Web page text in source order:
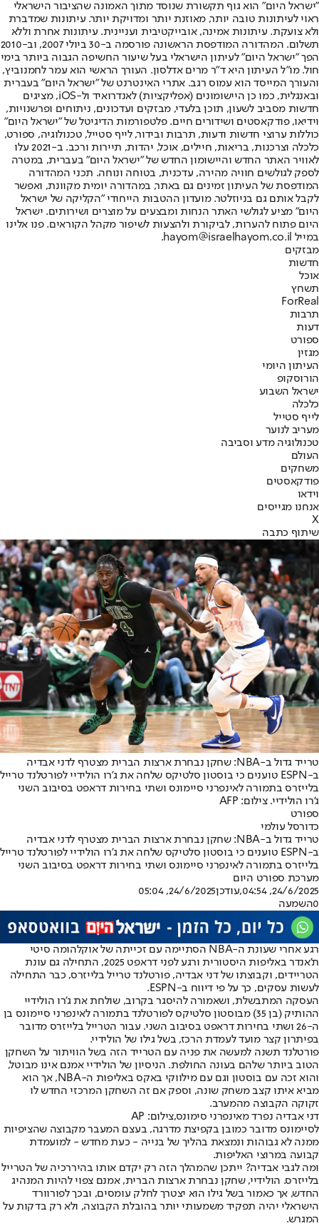
"ישראל היום" הוא גוף תקשורת שנוסד מתוך האמונה שהציבור הישראלי
ראוי לעיתונות טובה יותר, מאוזנת יותר ומדויקת יותר. עיתונות שמדברת
ולא צועקת. עיתונות אמינה, אובייקטיבית ועניינית. עיתונות אחרת וללא
תשלום. המהדורה המודפסת הראשונה פורסמה ב-30 ביולי 2007, וב-2010
הפך "ישראל היום" לעיתון הישראלי בעל שיעור החשיפה הגבוה ביותר בימי
חול. מו"ל העיתון היא ד"ר מרים אדלסון. העורך הראשי הוא עמר לחמנוביץ,
והעורך המייסד הוא עמוס רגב. אתרי האינטרנט של "ישראל היום" בעברית
ובאנגלית, כמו כן היישומונים (אפליקציות) לאנדרואיד ול-iOS, מציגים
חדשות מסביב לשעון, תוכן בלעדי, מבזקים ועדכונים, ניתוחים ופרשנויות,
וידיאו, פודקאסטים ושידורים חיים. פלטפורמות הדיגיטל של "ישראל היום"
כוללות ערוצי חדשות ודעות, תרבות ובידור, לייף סטייל, טכנולוגיה, ספורט,
כלכלה וצרכנות, בריאות, חיילים, אוכל, יהדות, תיירות ורכב. ב-2021 עלו
לאוויר האתר החדש והיישומון החדש של "ישראל היום" בעברית, במטרה
לספק לגולשים חוויה מהירה, עדכנית, בטוחה ונוחה. תכני המהדורה
המודפסת של העיתון זמינים גם באתר, במהדורה יומית מקוונת, ואפשר
לקבל אותם גם בניוזלטר. מועדון ההטבות הייחודי "הקליקה של ישראל
היום" מציע לגולשי האתר הנחות ומבצעים על מוצרים ושירותים. ישראל
היום פתוח להערות, לביקורת ולהצעות לשיפור מקהל הקוראים. פנו אלינו
במייל hayom@israelhayom.co.il.
מבזקים
חדשות
אוכל
תשחץ
ForReal
תרבות
דעות
ספורט
מגזין
העיתון היומי
הורוסקופ
ישראל השבוע
כלכלה
לייף סטייל
מעריב לנוער
טכנולוגיה מדע וסביבה
העולם
משחקים
פודקאסטים
וידאו
אנחנו מגייסים
X
שיתוף כתבה
טרייד גדול ב-NBA: שחקן נבחרת ארצות הברית מצטרף לדני אבדיה
ב-ESPN טוענים כי בוסטון סלטיקס שלחה את ג'רו הולידיי לפורטלנד טרייל
בלייזרס בתמורה לאינפרני סיימונס ושתי בחירות דראפט בסיבוב השני
ג'רו הולידיי. צילום: AFP
ספורט
כדורסל עולמי
טרייד גדול ב-NBA: שחקן נבחרת ארצות הברית מצטרף לדני אבדיה
ב-ESPN טוענים כי בוסטון סלטיקס שלחה את ג'רו הולידיי לפורטלנד טרייל
בלייזרס בתמורה לאינפרני סיימונס ושתי בחירות דראפט בסיבוב השני
מערכת ספורט היום
24/6/2025, 04:54
,עודכן24/6/2025, 05:04
0השמעה
רגע אחרי שעונת ה-NBA הסתיימה עם זכייתה של אוקלהומה סיטי
ת'אנדר באליפות היסטורית ורגע לפני דראפט 2025, התחילה גם עונת
הטריידים, וקבוצתו של דני אבדיה, פורטלנד טרייל בלייזרס, כבר התחילה
לעשות עסקים, כך על פי דיווח ב-ESPN.
העסקה המתבשלת, ושאמורה להיסגר בקרוב, שולחת את ג'רו הולידיי
ההותיק (בן 35) מבוסטון סלטיקס לפורטלנד בתמורה לאינפרני סיימונס בן
ה-26 ושתי בחירות דראפט בסיבוב השני. עבור הטרייל בלייזרס מדובר
בפיתרון קצר מועד לעמדת הרכז, בשל גילו של הולידיי.
פורטלנד תשנה למעשה את פניה עם הטרייד הזה בשל הוויתור על השחקן
הטוב ביותר שלהם בעונה החולפת. הניסיון של הולידיי אמנם אינו מבוטל,
והוא זכה עם בוסטון וגם עם מילווקי באקס באליפות ה-NBA, אך הוא
מביא איתו קצב משחק שונה, וספק אם זה השחקן המרכזי החדש לו
זקוקה הקבוצה מהמערב.
דני אבדיה נפרד מאינפרני סימונס,צילום: AP
לסיימונס מדובר כמובן בקפיצת מדרגה, בעצם המעבר מקבוצה שהציפיות
ממנה לא גבוהות ונמצאת בהליך של בנייה - כעת מחדש - למועמדת
קבועה במרוצי האליפות.
ומה לגבי אבדיה? ייתכן שהמהלך הזה רק יקדם אותו בהיררכיה של הטרייל
בלייזרס. הולידיי, שחקן נבחרת ארצות הברית, אמנם צפוי להיות המנהיג
החדש, אך כאמור בשל גילו הוא יצטרך לחלק עומסים, ובכך לפורוורד
הישראלי יהיה תפקיד משמעותי יותר בהובלת הקבוצה, ולא רק בדקות על
המגרש.